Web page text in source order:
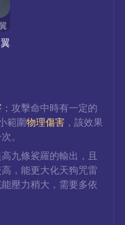
；攻擊命中時有一定的
範圍物理傷害 ，該效果
。
九條裟羅的輸出，且
，能更大化天狗咒雷
壓力稍大，需要多依